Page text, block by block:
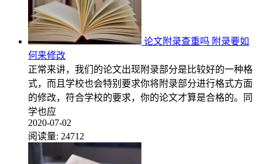
论文附录查重吗 附录要如
何来修改
正常来讲，我们的论文出现附录部分是比较好的一种格
式，而且学校也会特别要求你将附录部分进行格式方面
的修改，符合学校的要求，你的论文才算是合格的。同
学也应
2020-07-02
阅读量: 24712